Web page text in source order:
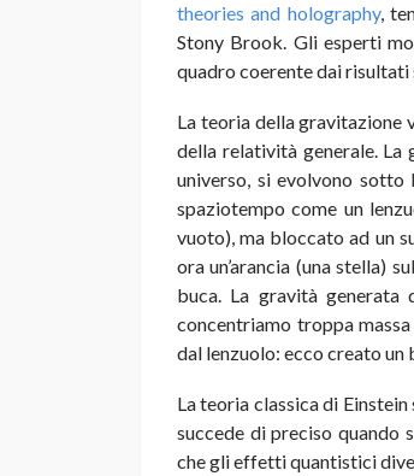
theories and holography,
Stony Brook. Gli esperti
quadro coerente dai
La teoria della gravitazione
della relatività generale.
universo, si evolvono sotto
spaziotempo come un
vuoto), ma bloccato ad un
ora un’arancia (una stella)
buca. La gravità
concentriamo troppa
dal lenzuolo: ecco creato
La teoria classica di
succede di preciso quando
che gli effetti quantistici